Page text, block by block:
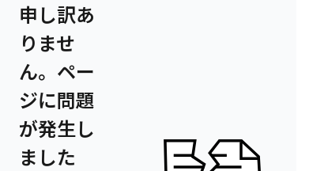
申し訳あ
りませ
ん。ペー
ジに問題
が発生し
ました